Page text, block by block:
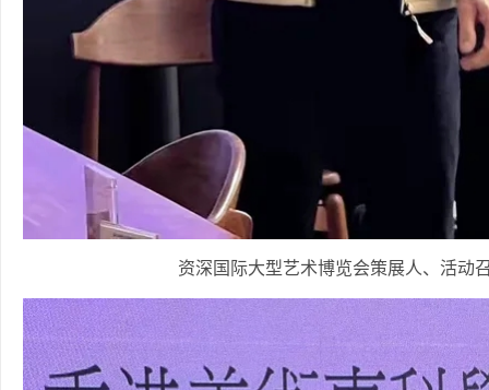
资深国际大型艺术博览会策展人、活动